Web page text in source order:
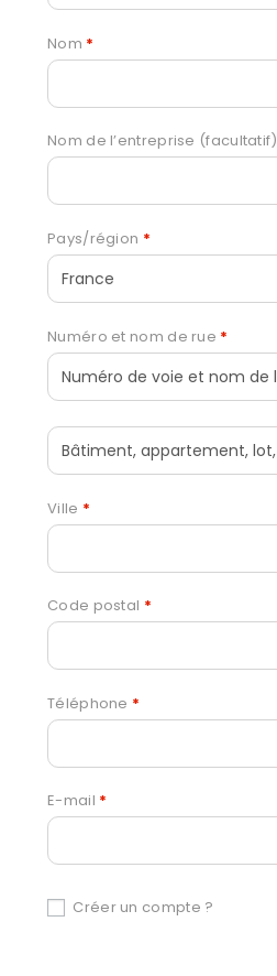
Nom *
Nom de l’entreprise (facultatif)
Pays/région *
Numéro et nom de rue *
Ville *
Code postal *
Téléphone *
E-mail *
Créer un compte ?